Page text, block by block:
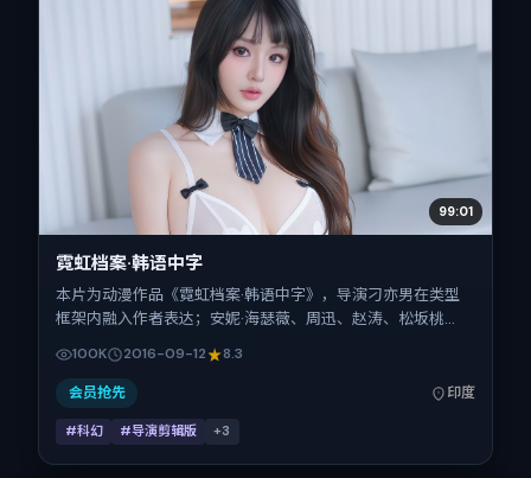
99:01
霓虹档案·韩语中字
本片为动漫作品《霓虹档案·韩语中字》，导演刁亦男在类型
框架内融入作者表达；安妮·海瑟薇、周迅、赵涛、松坂桃
地与出品背景为印度。上映时间 2016年9月12日（公映登记日
2016-09-12），全片131分钟，节奏张弛有度。
100K 2016-09-12 8.3
会员抢先 印度
#科幻 #导演剪辑版 +3